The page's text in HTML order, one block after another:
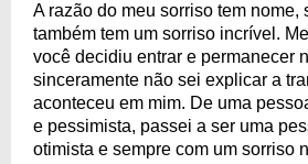
A razão do meu sorriso tem nome,
também tem um sorriso incrível.
você decidiu entrar e permanecer
sinceramente não sei explicar a
aconteceu em mim. De uma
e pessimista, passei a ser uma
otimista e sempre com um sorriso